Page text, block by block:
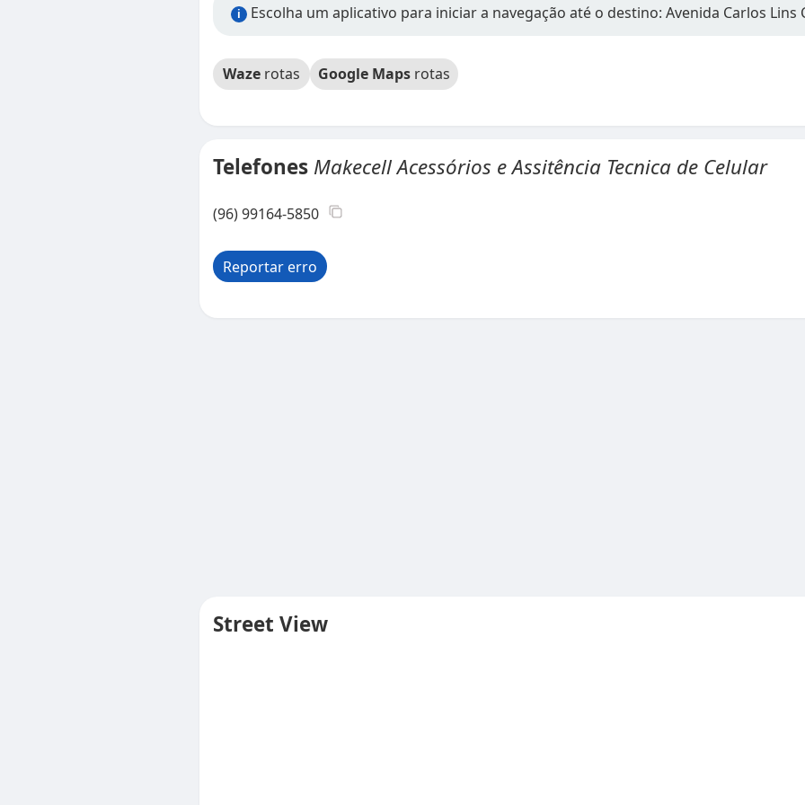
i Escolha um aplicativo para iniciar a navegação até o destino: Avenida Carlos Lins
Waze rotas Google Maps rotas
Telefones Makecell Acessórios e Assitência Tecnica de Celular
(96) 99164-5850
Reportar erro
Street View